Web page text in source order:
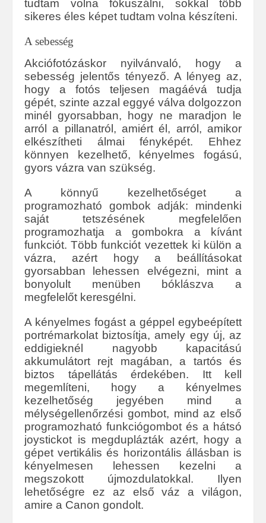
tudtam volna fókuszálni, sokkal több
sikeres éles képet tudtam volna készíteni.
A sebesség
Akciófotózáskor nyilvánvaló, hogy a
sebesség jelentős tényező. A lényeg az,
hogy a fotós teljesen magáévá tudja
gépét, szinte azzal eggyé válva dolgozzon
minél gyorsabban, hogy ne maradjon le
arról a pillanatról, amiért él, arról, amikor
elkészítheti álmai fényképét. Ehhez
könnyen kezelhető, kényelmes fogású,
gyors vázra van szükség.
A könnyű kezelhetőséget a
programozható gombok adják: mindenki
saját tetszésének megfelelően
programozhatja a gombokra a kívánt
funkciót. Több funkciót vezettek ki külön a
vázra, azért hogy a beállításokat
gyorsabban lehessen elvégezni, mint a
bonyolult menüben bóklászva a
megfelelőt keresgélni.
A kényelmes fogást a géppel egybeépített
portrémarkolat biztosítja, amely egy új, az
eddigieknél nagyobb kapacitású
akkumulátort rejt magában, a tartós és
biztos tápellátás érdekében. Itt kell
megemlíteni, hogy a kényelmes
kezelhetőség jegyében mind a
mélységellenőrzési gombot, mind az első
programozható funkciógombot és a hátsó
joystickot is megduplázták azért, hogy a
gépet vertikális és horizontális állásban is
kényelmesen lehessen kezelni a
megszokott újmozdulatokkal. Ilyen
lehetőségre ez az első váz a világon,
amire a Canon gondolt.